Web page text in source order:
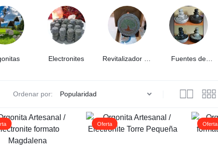
Electronites
Revitalizador de
Fuentes de
Ordenar por:
Oferta Oferta